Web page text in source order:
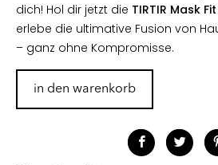
dich! Hol dir jetzt die TIRTIR Mask
erlebe die ultimative Fusion von
– ganz ohne Kompromisse.
in den warenkorb